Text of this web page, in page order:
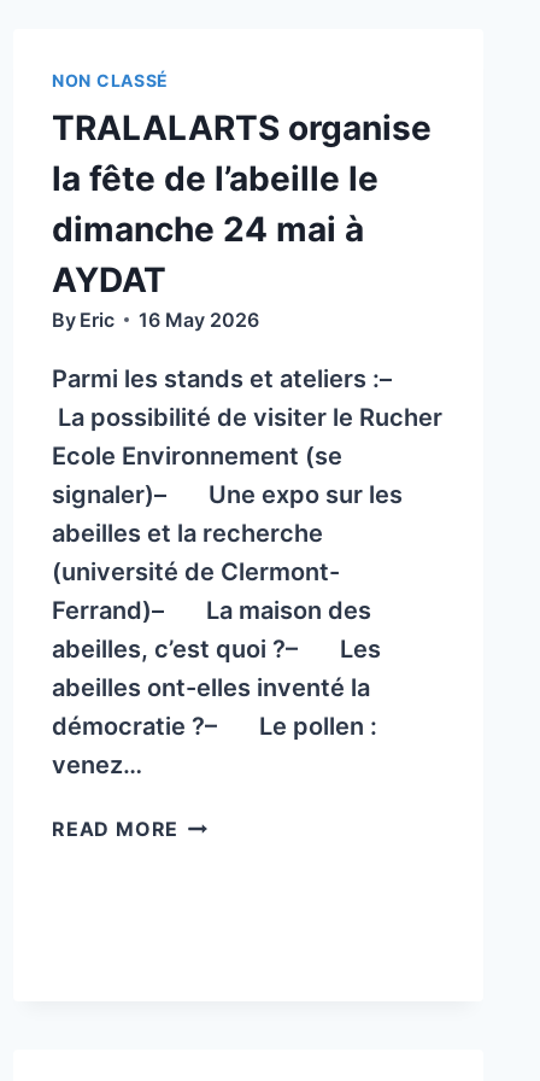
TECHNIQUES VÉTÉRINAIRES
NON CLASSÉ
TRALALARTS organise
la fête de l’abeille le
dimanche 24 mai à
AYDAT
By Eric 16 May 2026
Parmi les stands et ateliers :–
La possibilité de visiter le Rucher
Ecole Environnement (se
signaler)– Une expo sur les
abeilles et la recherche
(université de Clermont-
Ferrand)– La maison des
abeilles, c’est quoi ?– Les
abeilles ont-elles inventé la
démocratie ?– Le pollen :
venez…
READ MORE TRALALARTS